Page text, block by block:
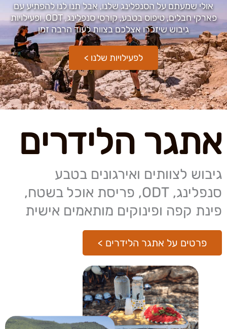
אולי שמעתם על הסנפלינג שלנו, אבל תנו לנו להפתיע עם
פארקי חבלים, טיפוס בטבע, קורסי סנפלינג, ODT, ופעילויות
גיבוש שיזכרו אצלכם בצוות לעוד הרבה זמן
לפעילויות שלנו >
אתגר הלידרים
גיבוש לצוותים ואירגונים בטבע
סנפלינג, ODT, פריסת אוכל בשטח,
פינת קפה ופינוקים מותאמים אישית
פרטים על אתגר הלידרים >